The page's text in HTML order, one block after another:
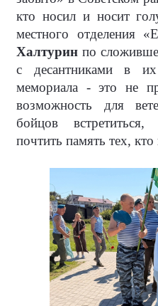
кто носил и носит
местного отделения
Халтурин по
с десантниками в
мемориала - это не
возможность для
бойцов
почтить память тех,